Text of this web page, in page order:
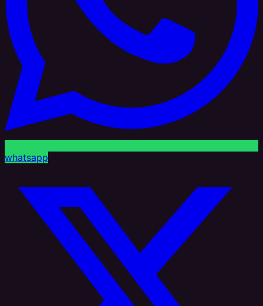
whatsapp